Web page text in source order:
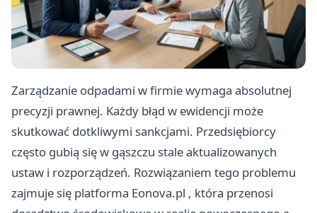
Zarządzanie odpadami w firmie wymaga absolutnej
precyzji prawnej. Każdy błąd w ewidencji może
skutkować dotkliwymi sankcjami. Przedsiębiorcy
często gubią się w gąszczu stale aktualizowanych
ustaw i rozporządzeń. Rozwiązaniem tego problemu
zajmuje się platforma Eonova.pl , która przenosi